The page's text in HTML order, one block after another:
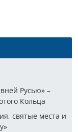
Русью» –
Кольца
святые места и